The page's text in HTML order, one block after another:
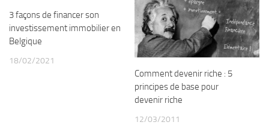
3 façons de financer son
investissement immobilier en
Belgique
18/02/2021
Comment devenir riche : 5
principes de base pour
devenir riche
12/03/2011